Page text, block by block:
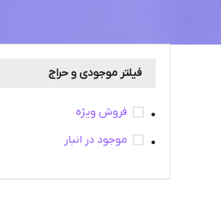
فیلتر موجودی و حراج
فروش ویژه
موجود در انبار